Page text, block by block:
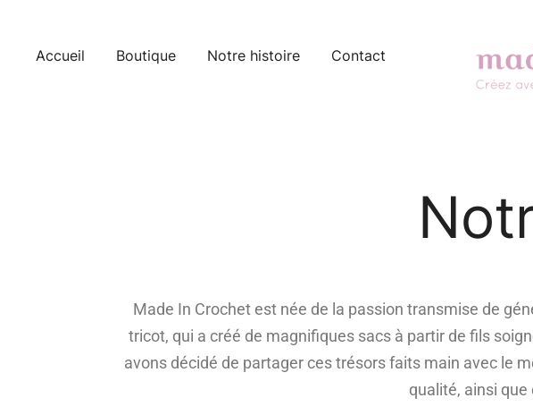
Accueil Boutique Notre histoire Contact
Made In Crochet est née de la passion transmise de
tricot, qui a créé de magnifiques sacs à partir de fils
avons décidé de partager ces trésors faits main avec le
qualité, ainsi